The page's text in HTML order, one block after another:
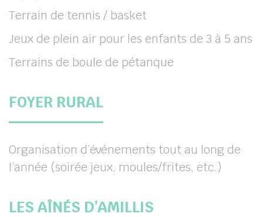
Terrain de tennis / basket
Jeux de plein air pour les enfants de 3 à 5 ans
Terrains de boule de pétanque
FOYER RURAL
Organisation d’événements tout au long de
l’année (soirée jeux, moules/frites, etc.)
LES AÎNÉS D’AMILLIS